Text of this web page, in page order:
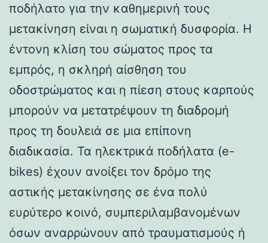
ποδήλατο για την καθημερινή τους
μετακίνηση είναι η σωματική δυσφορία. Η
έντονη κλίση του σώματος προς τα
εμπρός, η σκληρή αίσθηση του
οδοστρώματος και η πίεση στους καρπούς
μπορούν να μετατρέψουν τη διαδρομή
προς τη δουλειά σε μια επίπονη
διαδικασία. Τα ηλεκτρικά ποδήλατα (e-
bikes) έχουν ανοίξει τον δρόμο της
αστικής μετακίνησης σε ένα πολύ
ευρύτερο κοινό, συμπεριλαμβανομένων
όσων αναρρώνουν από τραυματισμούς ή